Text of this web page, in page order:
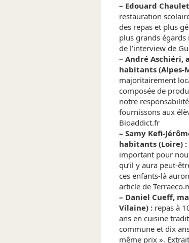
– Edouard
restauration
des repas et plus
plus grands
de l’interview de
– André Aschiéri,
habitants (Alpes-
majoritairement
composée de
notre
fournissons aux
Bioaddict.fr
– Samy Kefi-
habitants (Loire) :
important pour
qu’il y aura peut-
ces enfants-là
article de
– Daniel Cueff,
Vilaine) :repas à
ans en cuisine
commune et dix
même prix ».